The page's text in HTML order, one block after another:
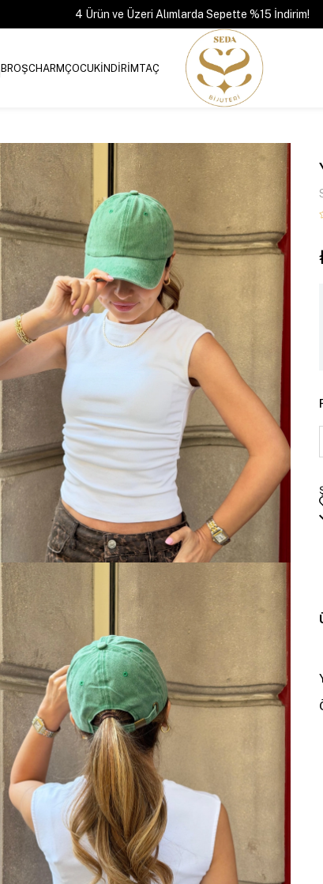
4 Ürün ve Üzeri Alımlarda Sepette %15 İndirim!
BROŞCHARMÇOCUKİNDİRİMTAÇ